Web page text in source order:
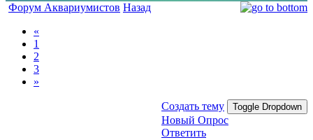
Форум Аквариумистов Назад
«
1
2
3
»
Создать тему Toggle Dropdown
Новый Опрос
Ответить